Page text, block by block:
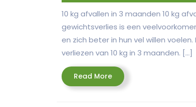
10 kg afvallen in 3 maanden 10 kg
gewichtsverlies is een
en zich beter in hun vel willen
verliezen van 10 kg in 3 maanden. […]
Read MoreRead
More